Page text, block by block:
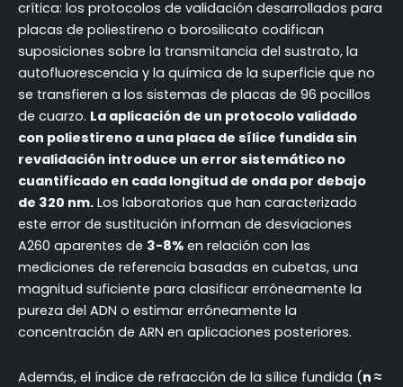
crítica: los protocolos de validación desarrollados para
placas de poliestireno o borosilicato codifican
suposiciones sobre la transmitancia del sustrato, la
autofluorescencia y la química de la superficie que no
se transfieren a los sistemas de placas de 96 pocillos
de cuarzo. La aplicación de un protocolo validado
con poliestireno a una placa de sílice fundida sin
revalidación introduce un error sistemático no
cuantificado en cada longitud de onda por debajo
de 320 nm. Los laboratorios que han caracterizado
este error de sustitución informan de desviaciones
A260 aparentes de 3-8% en relación con las
mediciones de referencia basadas en cubetas, una
magnitud suficiente para clasificar erróneamente la
pureza del ADN o estimar erróneamente la
concentración de ARN en aplicaciones posteriores.
Además, el índice de refracción de la sílice fundida (n ≈